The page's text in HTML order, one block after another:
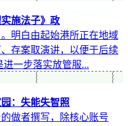
施法子》政
明白由起始港所正在地域
存案取演讲，以便于后续
进一步落实放管服...
：失能失智照
做者撰写，除核心账号